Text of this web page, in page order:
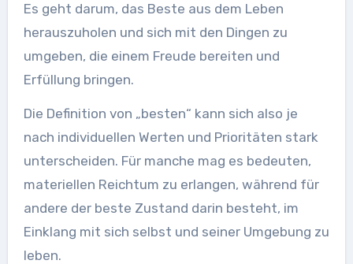
Es geht darum, das Beste aus dem Leben
herauszuholen und sich mit den Dingen zu
umgeben, die einem Freude bereiten und
Erfüllung bringen.
Die Definition von „besten“ kann sich also je
nach individuellen Werten und Prioritäten stark
unterscheiden. Für manche mag es bedeuten,
materiellen Reichtum zu erlangen, während für
andere der beste Zustand darin besteht, im
Einklang mit sich selbst und seiner Umgebung zu
leben.